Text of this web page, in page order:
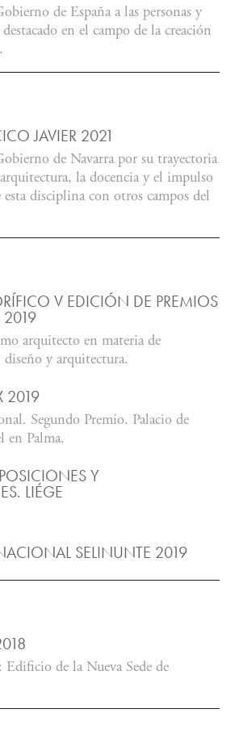
de España a las personas y
en el campo de la creación
JAVIER 2021
de Navarra por su trayectoria
la docencia y el impulso
disciplina con otros campos del
V EDICIÓN DE PREMIOS
2019
arquitecto en materia de
y arquitectura.
2019
Segundo Premio. Palacio de
en Palma.
Y
LIÉGE
SELINUNTE 2019
de la Nueva Sede de